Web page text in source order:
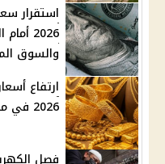
2026
والسوق
2026 في مصر وعيار 21 يسجل 7035 جنيهًا